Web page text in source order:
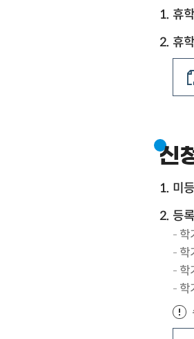
휴
휴
신
미
등
학
학
학
학